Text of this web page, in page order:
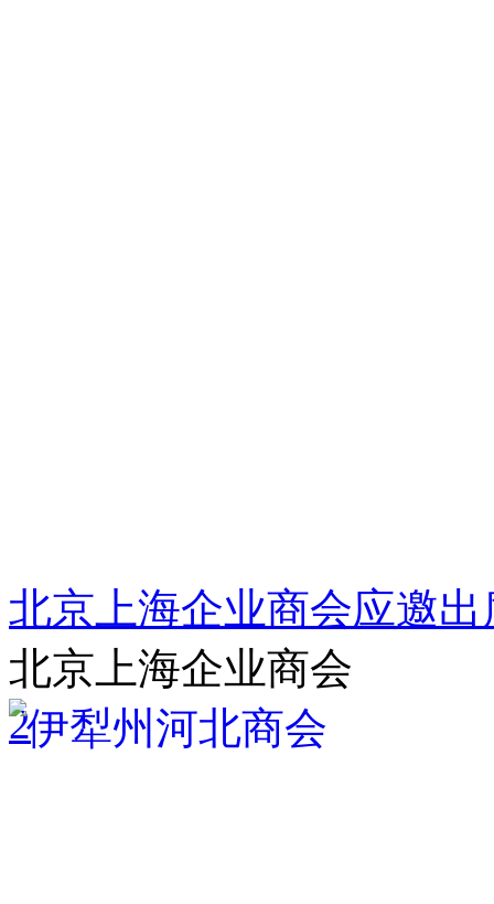
北京上海企业商会应邀
北京上海企业商会
2